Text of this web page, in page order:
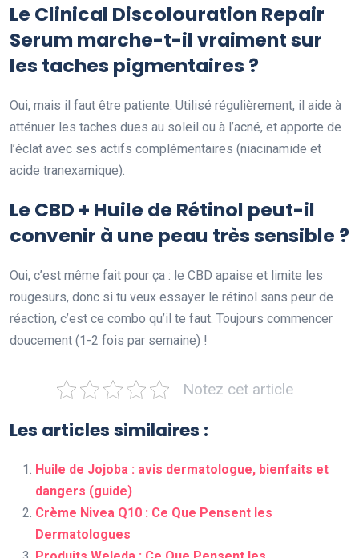
Le Clinical Discolouration Repair
Serum marche-t-il vraiment sur
les taches pigmentaires ?
Oui, mais il faut être patiente. Utilisé régulièrement, il aide à
atténuer les taches dues au soleil ou à l’acné, et apporte de
l’éclat avec ses actifs complémentaires (niacinamide et
acide tranexamique).
Le CBD + Huile de Rétinol peut-il
convenir à une peau très sensible ?
Oui, c’est même fait pour ça : le CBD apaise et limite les
rougesurs, donc si tu veux essayer le rétinol sans peur de
réaction, c’est ce combo qu’il te faut. Toujours commencer
doucement (1-2 fois par semaine) !
Notez cet article
Les articles similaires :
Huile de Jojoba : avis dermatologue, bienfaits et
dangers (guide)
Crème Nivea Q10 : Ce Que Pensent les
Dermatologues